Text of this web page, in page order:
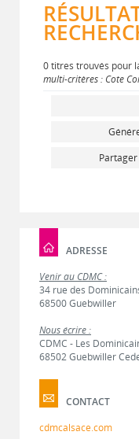
0 titres trouvés pour
multi-critères : Cote
ADRESSE
Venir au CDMC :
34 rue des
68500 Guebwiller
Nous écrire :
CDMC - Les
68502 Guebwiller
CONTACT
cdmcalsace.com